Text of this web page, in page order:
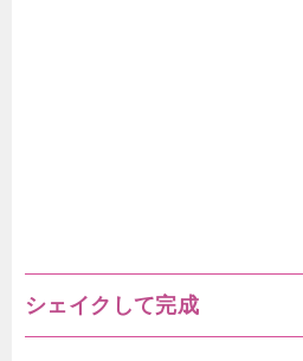
シェイクして完成